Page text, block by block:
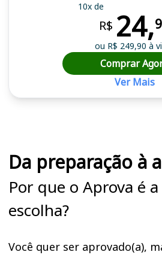
10x de
R$ 24,
ou R$ 249,90 à
Comprar
Ver Mais
Da preparação à
Por que o Aprova é
escolha?
Você quer ser aprovado(a),